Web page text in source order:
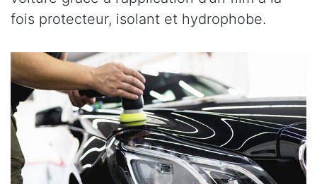
fois protecteur, isolant et hydrophobe.